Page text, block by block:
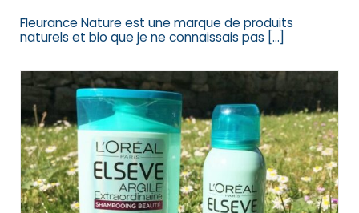
Fleurance Nature est une marque de produits
naturels et bio que je ne connaissais pas […]